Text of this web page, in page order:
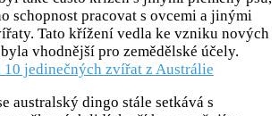
schopnost pracovat s ovcemi a jinými
Tato křížení vedla ke vzniku nových
vhodnější pro zemědělské účely.
jedinečných zvířat z Austrálie
australský dingo stále setkává s